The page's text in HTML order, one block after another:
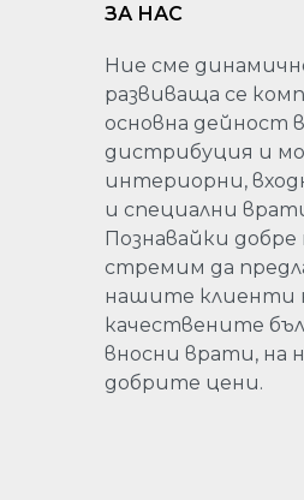
ЗА НАС
Ние сме
развиваща се
основна дейност
дистрибуция и
интериорни,
и специални
Познавайки добре
стремим да
нашите клиенти
качествените
вносни врати, на
добрите цени.